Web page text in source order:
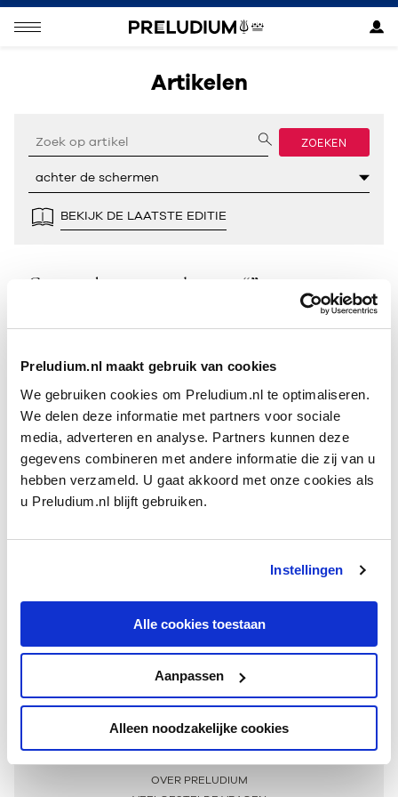
Preludium.nl maakt gebruik van cookies
We gebruiken cookies om Preludium.nl te optimaliseren.
We delen deze informatie met partners voor sociale
media, adverteren en analyse. Partners kunnen deze
gegevens combineren met andere informatie die zij van u
hebben verzameld. U gaat akkoord met onze cookies als
u Preludium.nl blijft gebruiken.
Instellingen
Alle cookies toestaan
Aanpassen
Alleen noodzakelijke cookies
Artikelen
ZOEKEN
BEKIJK DE LAATSTE EDITIE
Geen resultaten gevonden voor “”.
Meer informatie
OVER PRELUDIUM